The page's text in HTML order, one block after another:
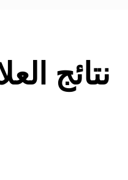
نتائج